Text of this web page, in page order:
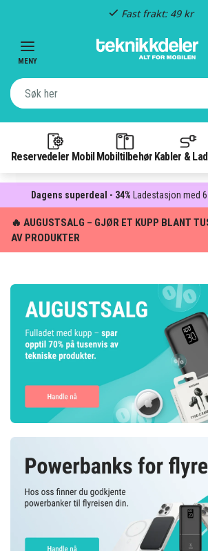
Fast frakt: 49 kr
MENY
Reservedeler Mobil Mobiltilbehør Kabler &
Dagens superdeal - 34% Ladestasjon med
🔥 AUGUSTSALG – GJØR ET KUPP BLANT
AV PRODUKTER